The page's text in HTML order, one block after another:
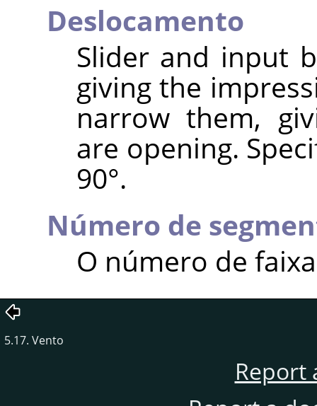
Deslocamento
Slider and input
giving the
narrow them,
are opening.
90°.
Número de
O número de
5.17. Vento
Report